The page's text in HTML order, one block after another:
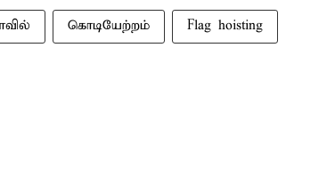
கொடியேற்றம் Flag hoisting